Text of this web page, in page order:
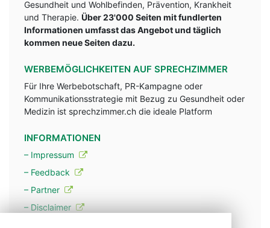
Gesundheit und Wohlbefinden, Prävention, Krankheit
und Therapie. Über 23'000 Seiten mit fundlerten
Informationen umfasst das Angebot und täglich
kommen neue Seiten dazu.
WERBEMÖGLICHKEITEN AUF SPRECHZIMMER
Für Ihre Werbebotschaft, PR-Kampagne oder
Kommunikationsstrategie mit Bezug zu Gesundheit oder
Medizin ist sprechzimmer.ch die ideale Platform
INFORMATIONEN
– Impressum
– Feedback
– Partner
– Disclaimer